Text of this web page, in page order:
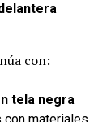
con:
tela negra